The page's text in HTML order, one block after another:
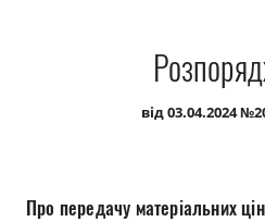
Публічна
від 03.04.2024
Про передачу матеріальних